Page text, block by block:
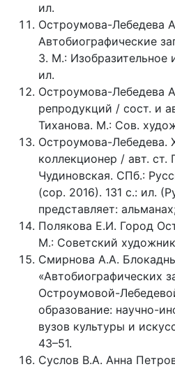
ил.
Остроумова-Лебедева
Автобиографические
3. М.: Изобразительное
ил.
Остроумова-Лебедева
репродукций / сост. и
Тиханова. М.: Сов.
Остроумова-Лебедева.
коллекционер / авт. ст.
Чудиновская. СПб.:
(cop. 2016). 131 с.: ил.
представляет:
Полякова Е.И. Город
М.: Советский
Смирнова А.А.
«Автобиографических
Остроумовой-
образование: научно-
вузов культуры и
43–51.
Суслов В.А. Анна